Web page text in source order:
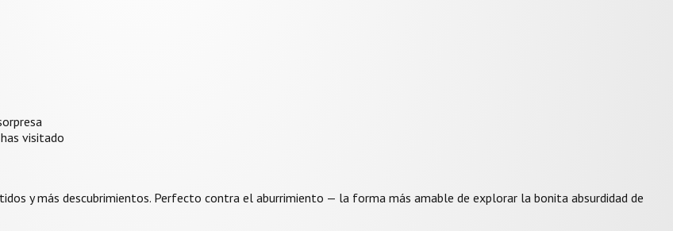
visitado
y más descubrimientos. Perfecto contra el aburrimiento — la forma más amable de explorar la bonita absurdidad de